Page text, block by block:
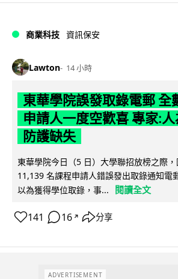
商業科技 資訊保安
Lawton 14 小時
東華學院誤發取錄電郵 全
申請人一度空歡喜 專家:
防護缺失
東華學院今日（5 日）大學聯招放榜之際
11,139 名課程申請人錯誤發出取錄通知電
以為獲得學位取錄，事...
閱讀全文
141 16 ↗ 分享
ADVERTISEMENT